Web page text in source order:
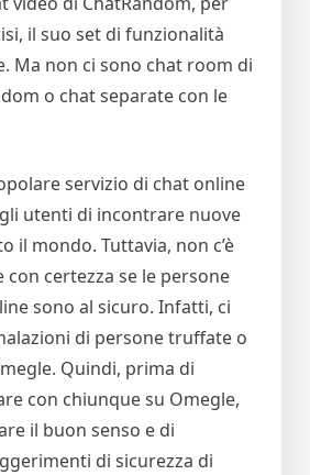
il suo set di funzionalità
Ma non ci sono chat room di
o chat separate con le
servizio di chat online
utenti di incontrare nuove
il mondo. Tuttavia, non c’è
con certezza se le persone
sono al sicuro. Infatti, ci
di persone truffate o
Quindi, prima di
con chiunque su Omegle,
il buon senso e di
di sicurezza di